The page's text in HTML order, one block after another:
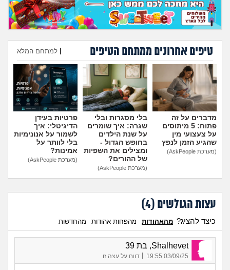
טיפים אחרונים ממתחם הטיפים למתחם המלא
הוספת טיפ
מדברים על זה
פתוח: 5 מיתוסים
על צעצועי מין
שהגיע הזמן לנפץ
(מערכת AskPeople)
בלי מסגרות ובלי
שגרה: איך שומרים
על שנת הילדים
בחופש הגדול -
ומצילים את השפיות
של ההורים?
(מערכת AskPeople)
פרטיות בעידן
הדיגיטלי: איך
לשמור על אנונימיות
בלי לוותר על
אמינות?
(מערכת AskPeople)
עצות הגולשים (4
)
כיצד להציג? מהאהודות מהפחות אהודות מהחדשות
Shalhevet, בת 39
03/09/25 19:55
| דווח על עצה זו